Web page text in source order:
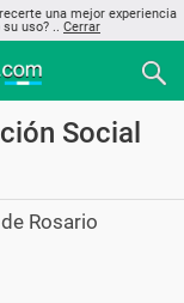
una mejor experiencia
uso? .. Cerrar
Social
Rosario